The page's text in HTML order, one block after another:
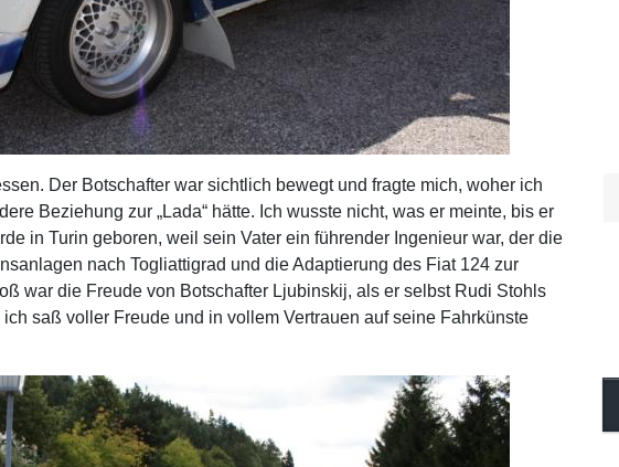
Der Botschafter war sichtlich bewegt und fragte mich, woher ich
Beziehung zur „Lada“ hätte. Ich wusste nicht, was er meinte, bis er
in Turin geboren, weil sein Vater ein führender Ingenieur war, der die
nach Togliattigrad und die Adaptierung des Fiat 124 zur
war die Freude von Botschafter Ljubinskij, als er selbst Rudi Stohls
saß voller Freude und in vollem Vertrauen auf seine Fahrkünste